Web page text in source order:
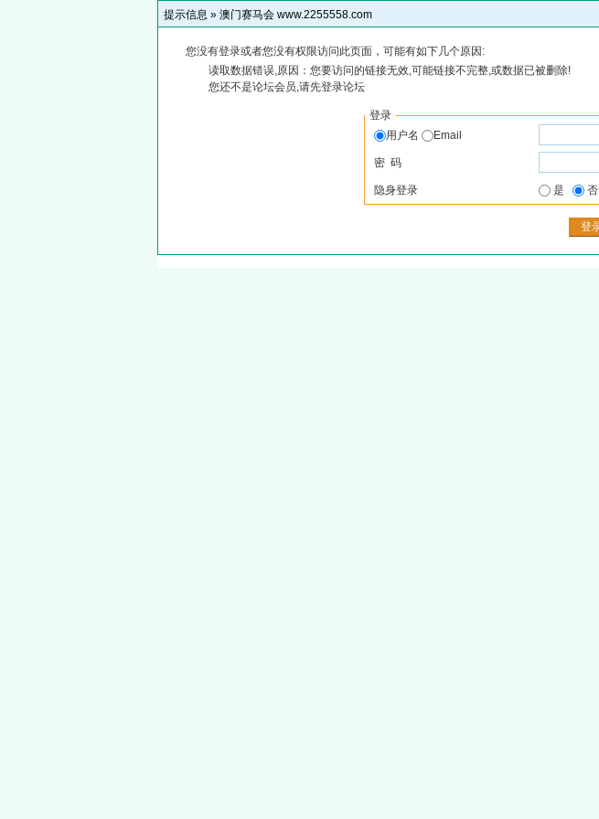
提示信息 » 澳门赛马会 www.2255558.com
您没有登录或者您没有权限访问此页面，可能有如下几个原因:
读取数据错误,原因：您要访问的链接无效,可能链接不完整,或数据已被删除!
您还不是论坛会员,请先登录论坛
登录
用户名
Email
密 码
隐身登录 是 否